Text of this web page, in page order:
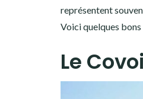
représentent
Voici quelques
Le